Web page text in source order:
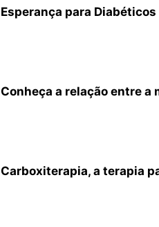
Esperança para Diabéticos
Conheça a relação entre a
Carboxiterapia, a terapia